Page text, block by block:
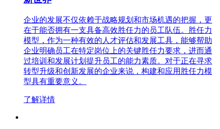
企业的发展不仅依赖于战略规划和市场机遇的把握，更
在于能否拥有一支具备高效胜任力的员工队伍。胜任力
模型，作为一种有效的人才评估和发展工具，能够帮助
企业明确员工在特定岗位上的关键胜任力要求，进而通
过培训和发展计划提升员工的能力素质。对于正在寻求
转型升级和创新发展的企业来说，构建和应用胜任力模
型具有重要意义。
了解详情